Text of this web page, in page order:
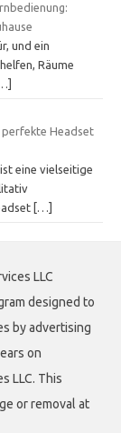
und ein
Räume
perfekte Headset
eine vielseitige
[…]
LLC
designed to
by advertising
on
LLC. This
or removal at